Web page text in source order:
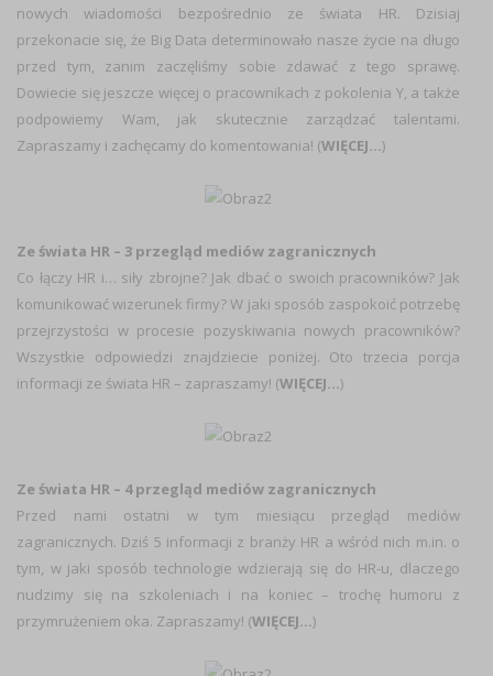
nowych wiadomości bezpośrednio ze świata HR. Dzisiaj
przekonacie się, że Big Data determinowało nasze życie na długo
przed tym, zanim zaczęliśmy sobie zdawać z tego sprawę.
Dowiecie się jeszcze więcej o pracownikach z pokolenia Y, a także
podpowiemy Wam, jak skutecznie zarządzać talentami.
Zapraszamy i zachęcamy do komentowania! (WIĘCEJ…)
Ze świata HR – 3 przegląd mediów zagranicznych
Co łączy HR i… siły zbrojne? Jak dbać o swoich pracowników? Jak
komunikować wizerunek firmy? W jaki sposób zaspokoić potrzebę
przejrzystości w procesie pozyskiwania nowych pracowników?
Wszystkie odpowiedzi znajdziecie poniżej. Oto trzecia porcja
informacji ze świata HR – zapraszamy! (WIĘCEJ…)
Ze świata HR – 4 przegląd mediów zagranicznych
Przed nami ostatni w tym miesiącu przegląd mediów
zagranicznych. Dziś 5 informacji z branży HR a wśród nich m.in. o
tym, w jaki sposób technologie wdzierają się do HR-u, dlaczego
nudzimy się na szkoleniach i na koniec – trochę humoru z
przymrużeniem oka. Zapraszamy! (WIĘCEJ…)